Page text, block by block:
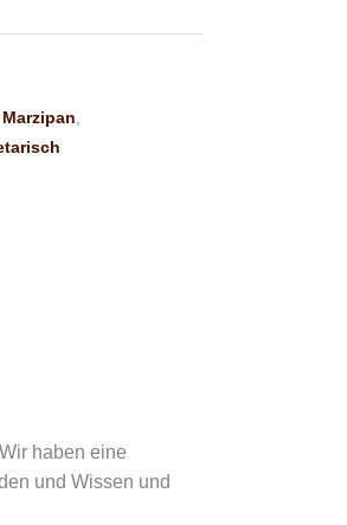
Marzipan
haben eine
und Wissen und